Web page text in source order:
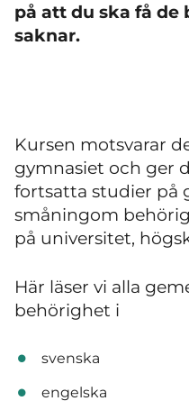
på att du ska få de
saknar.
Kursen motsvarar
gymnasiet och ger
fortsatta studier på
småningom
på universitet,
Här läser vi alla
behörighet i
svenska
engelska